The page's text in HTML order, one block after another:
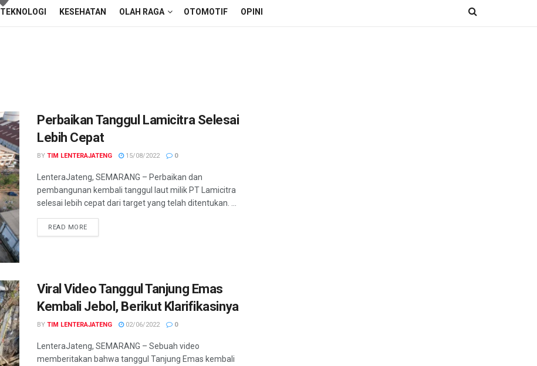
TEKNOLOGI KESEHATAN OLAH RAGA OTOMOTIF OPINI
Perbaikan Tanggul Lamicitra Selesai
Lebih Cepat
BY TIM LENTERAJATENG 15/08/2022 0
LenteraJateng, SEMARANG – Perbaikan dan
pembangunan kembali tanggul laut milik PT Lamicitra
selesai lebih cepat dari target yang telah ditentukan. ...
READ MOREDETAILS
Viral Video Tanggul Tanjung Emas
Kembali Jebol, Berikut Klarifikasinya
BY TIM LENTERAJATENG 02/06/2022 0
LenteraJateng, SEMARANG – Sebuah video
memberitakan bahwa tanggul Tanjung Emas kembali